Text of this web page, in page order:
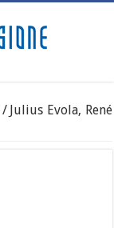
/ Julius Evola, René